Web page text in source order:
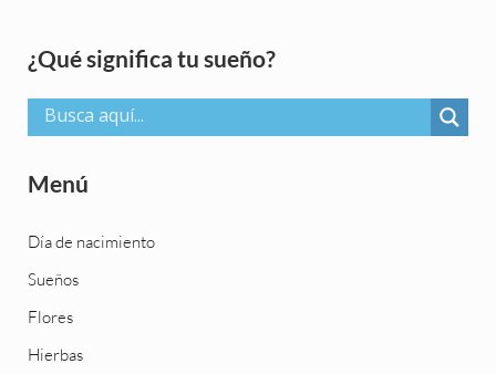
Sidebar
¿Qué significa tu sueño?
Menú
Día de nacimiento
Sueños
Flores
Hierbas